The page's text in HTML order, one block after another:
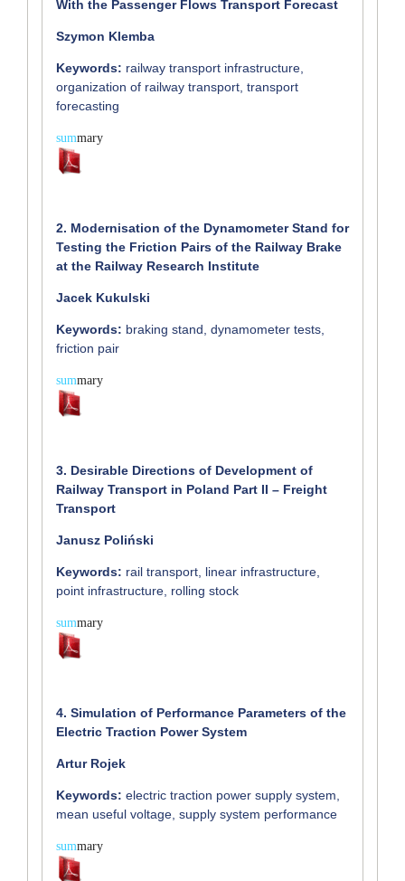
With the Passenger Flows Transport Forecast
Szymon Klemba
Keywords: railway transport infrastructure,
organization of railway transport, transport
forecasting
summary
2. Modernisation of the Dynamometer Stand for
Testing the Friction Pairs of the Railway Brake
at the Railway Research Institute
Jacek Kukulski
Keywords: braking stand, dynamometer tests,
friction pair
summary
3. Desirable Directions of Development of
Railway Transport in Poland Part II – Freight
Transport
Janusz Poliński
Keywords: rail transport, linear infrastructure,
point infrastructure, rolling stock
summary
4. Simulation of Performance Parameters of the
Electric Traction Power System
Artur Rojek
Keywords: electric traction power supply system,
mean useful voltage, supply system performance
summary